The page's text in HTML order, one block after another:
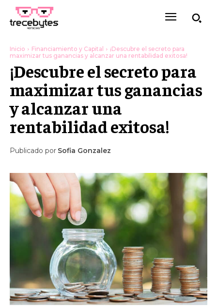
Inicio Financiamiento y Capital
¡Descubre el secreto para
maximizar tus ganancias y alcanzar una rentabilidad exitosa!
¡Descubre el secreto para
maximizar tus ganancias
y alcanzar una
rentabilidad exitosa!
Publicado por Sofia Gonzalez